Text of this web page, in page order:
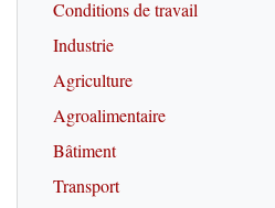
Conditions de travail
Industrie
Agriculture
Agroalimentaire
Bâtiment
Transport